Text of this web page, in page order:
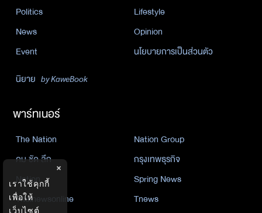
Politics
Lifestyle
News
Opinion
Event
นโยบายการเป็นส่วนตัว
นิยาย by KaweBook
พาร์ทเนอร์
The Nation
Nation Group
คม ชัด ลึก
กรุงเทพธุรกิจ
Nation
Spring News
Thainewsonline
Tnews
×
เราใช้คุกกี้
เพื่อให้
เว็บไซต์